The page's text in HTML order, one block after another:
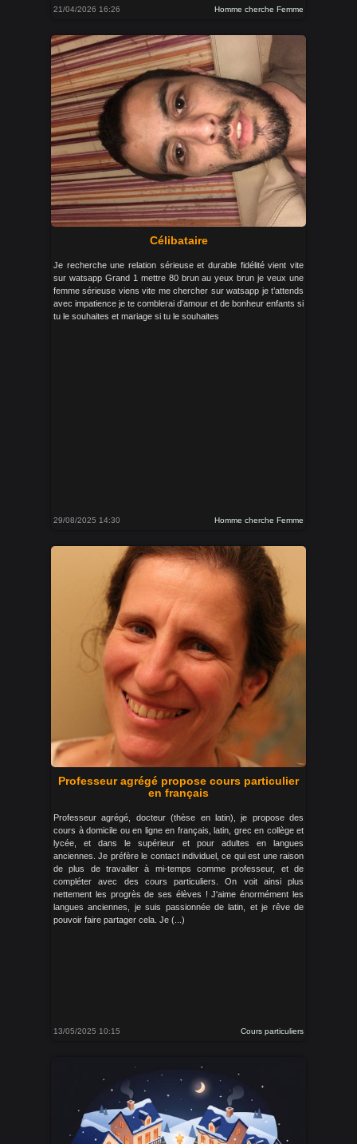
21/04/2026 16:26 Homme cherche Femme
Célibataire
Je recherche une relation sérieuse et durable fidélité vient vite
sur watsapp Grand 1 mettre 80 brun au yeux brun je veux une
femme sérieuse viens vite me chercher sur watsapp je t’attends
avec impatience je te comblerai d’amour et de bonheur enfants si
tu le souhaites et mariage si tu le souhaites
29/08/2025 14:30 Homme cherche Femme
Professeur agrégé propose cours particulier
en français
Professeur agrégé, docteur (thèse en latin), je propose des
cours à domicile ou en ligne en français, latin, grec en collège et
lycée, et dans le supérieur et pour adultes en langues
anciennes. Je préfère le contact individuel, ce qui est une raison
de plus de travailler à mi-temps comme professeur, et de
compléter avec des cours particuliers. On voit ainsi plus
nettement les progrès de ses élèves ! J'aime énormément les
langues anciennes, je suis passionnée de latin, et je rêve de
pouvoir faire partager cela. Je (...)
13/05/2025 10:15 Cours particuliers